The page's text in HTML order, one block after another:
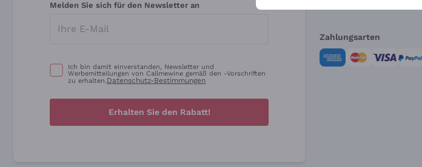
Melden Sie sich für den Newsletter an
Ich bin damit einverstanden, Newsletter und
Werbemitteilungen von Callmewine gemäß den -Vorschriften
zu erhalten.Datenschutz-Bestimmungen
Erhalten Sie den Rabatt!
Zahlungsarten